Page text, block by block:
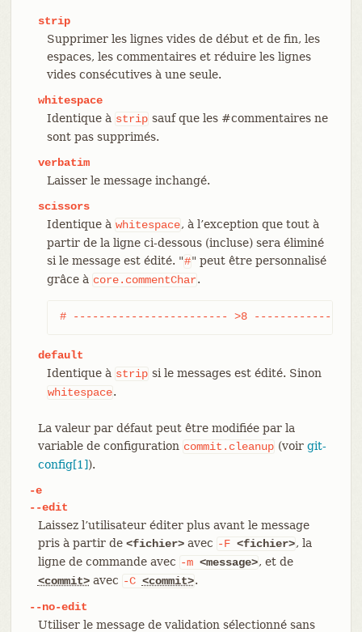
strip
Supprimer les lignes vides de début et de fin, les
espaces, les commentaires et réduire les lignes
vides consécutives à une seule.
whitespace
Identique à strip sauf que les #commentaires ne
sont pas supprimés.
verbatim
Laisser le message inchangé.
scissors
Identique à whitespace, à l’exception que tout à
partir de la ligne ci-dessous (incluse) sera éliminé
si le message est édité. "#" peut être personnalisé
grâce à core.commentChar.
# ------------------------ >8
default
Identique à strip si le messages est édité. Sinon
whitespace.
La valeur par défaut peut être modifiée par la
variable de configuration commit.cleanup (voir git-
config[1]).
-e
--edit
Laissez l’utilisateur éditer plus avant le message
pris à partir de <fichier>avec -F <fichier>, la
ligne de commande avec -m <message>, et de
<commit>avec -C <commit>.
--no-edit
Utiliser le message de validation sélectionné sans